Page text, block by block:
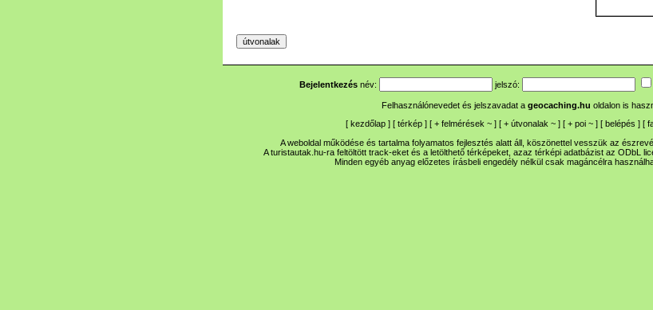
Bejelentkezés név: jelszó:
Felhasználónevedet és jelszavadat a geocaching.hu oldalon is
[ kezdőlap ] [ térkép ] [ + felmérések ~ ] [ + útvonalak ~ ] [ + poi ~ ] [ belépés ] [
A weboldal működése és tartalma folyamatos fejlesztés alatt áll, köszönettel vesszük az
A turistautak.hu-ra feltöltött track-eket és a letölthető térképeket, azaz térképi adatbázist az ODbL
Minden egyéb anyag előzetes írásbeli engedély nélkül csak magáncélra